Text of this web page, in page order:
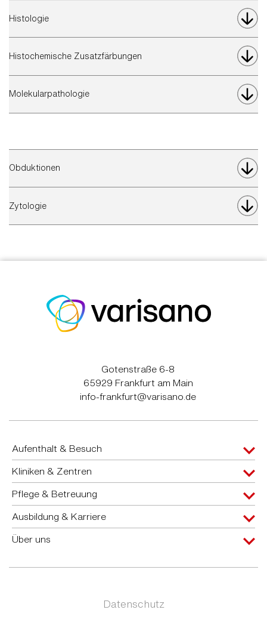
Histologie
Histochemische Zusatzfärbungen
Molekularpathologie
Obduktionen
Zytologie
Gotenstraße 6-8
65929 Frankfurt am Main
info-frankfurt@varisano.de
Aufenthalt & Besuch
Kliniken & Zentren
Pflege & Betreuung
Ausbildung & Karriere
Über uns
Datenschutz